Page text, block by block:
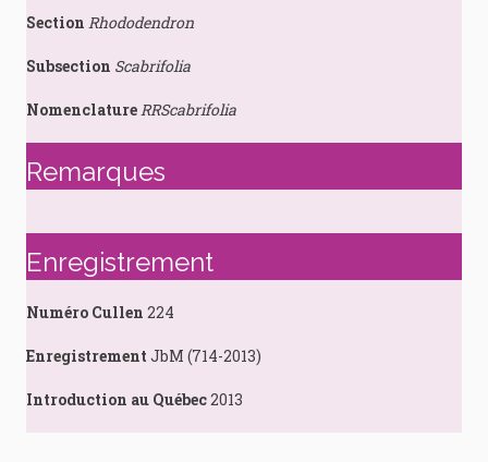
Section Rhododendron
Subsection Scabrifolia
NomenclatureRRScabrifolia
Remarques
Enregistrement
Numéro Cullen 224
Enregistrement JbM (714-2013)
Introduction au Québec2013